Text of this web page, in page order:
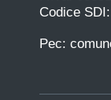
Codice
Pec: